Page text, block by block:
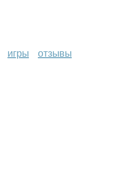
игры отзывы